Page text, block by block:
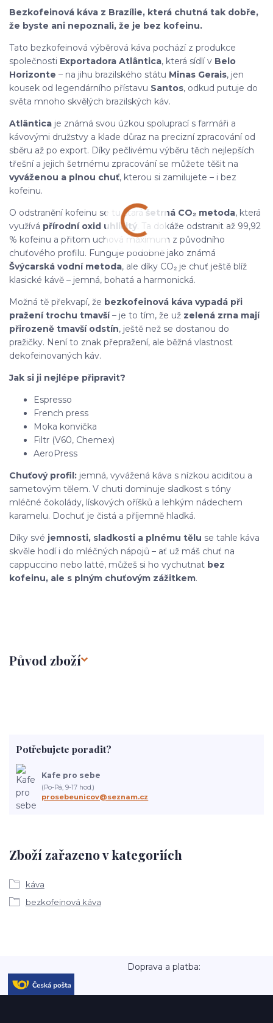
Bezkofeinová káva z Brazílie, která chutná tak dobře,
že byste ani nepoznali, že je bez kofeinu.
Tato bezkofeinová výběrová káva pochází z produkce
společnosti Exportadora Atlântica, která sídlí v Belo
Horizonte – na jihu brazilského státu Minas Gerais, jen
kousek od legendárního přístavu Santos, odkud putuje do
světa mnoho skvělých brazilských káv.
Atlântica je známá svou úzkou spoluprací s farmáři a
kávovými družstvy a klade důraz na precizní zpracování od
sběru až po export. Díky pečlivému výběru těch nejlepších
třešní a jejich šetrnému zpracování se můžete těšit na
vyváženou a plnou chuť, kterou si zamilujete – i bez
kofeinu.
O odstranění kofeinu se tu starášetrná CO₂ metoda, která
využívá přírodní oxid uhličitý. Ta dokáže odstranit až 99,92
% kofeinu a přitom uchová maximum z původního
chuťového profilu. Funguje podobně jako známá
Švýcarská vodní metoda, ale díky CO₂ je chuť ještě blíž
klasické kávě – jemná, bohatá a harmonická.
Možná tě překvapí, že bezkofeinová káva vypadá při
pražení trochu tmavší– je to tím, že už zelená zrna mají
přirozeně tmavší odstín, ještě než se dostanou do
pražičky. Není to znak přepražení, ale běžná vlastnost
dekofeinovaných káv.
Jak si ji nejlépe připravit?
Espresso
French press
Moka konvička
Filtr (V60, Chemex)
AeroPress
Chuťový profil: jemná, vyvážená káva s nízkou aciditou a
sametovým tělem. V chuti dominuje sladkost s tóny
mléčné čokolády, lískových oříšků a lehkým nádechem
karamelu. Dochuť je čistá a příjemně hladká.
Díky své jemnosti, sladkosti a plnému tělu se tahle káva
skvěle hodí i do mléčných nápojů – ať už máš chuť na
cappuccino nebo latté, můžeš si ho vychutnat bez
kofeinu, ale s plným chuťovým zážitkem.
Původ zboží
Zboží zařazeno v kategoriích
káva
bezkofeinová káva
Potřebujete poradit?
Kafe pro sebe
(Po-Pá, 9-17 hod.)
prosebeunicov@seznam.cz
Doprava a platba: